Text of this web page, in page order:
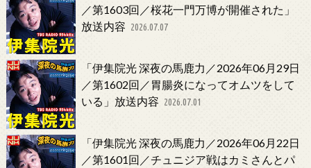
／第1603回／桜花一門万博が開催された」
放送内容 2026.07.07
「伊集院光 深夜の馬鹿力／2026年06月29日
／第1602回／胃腸炎になってオムツをして
いる」放送内容 2026.07.01
「伊集院光 深夜の馬鹿力／2026年06月22日
／第1601回／チュニジア戦はカミさんとパ